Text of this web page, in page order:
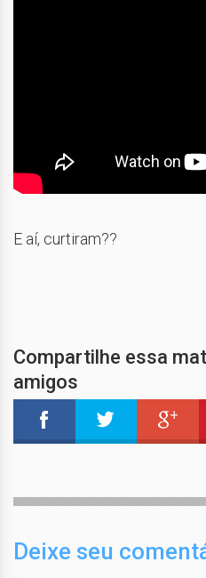
E aí, curtiram??
Compartilhe essa
amigos
Deixe seu